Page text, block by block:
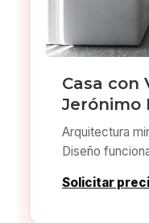
Casa con
Jerónimo
Arquitectura
Diseño
Solicitar